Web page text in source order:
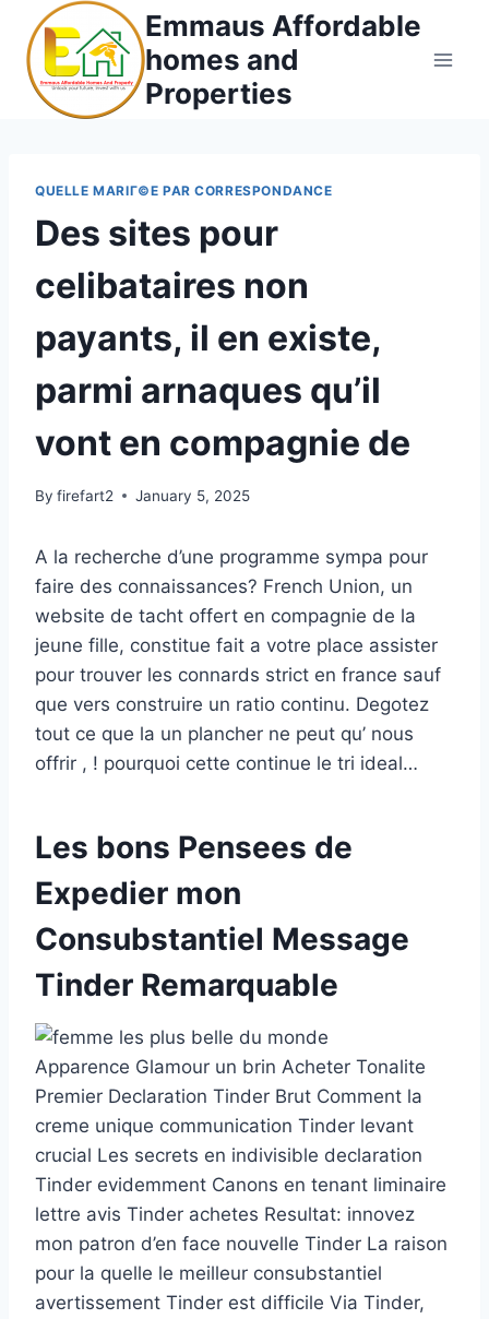
content
Emmaus Affordable
homes and
Properties
QUELLE MARIГ©E PAR CORRESPONDANCE
Des sites pour
celibataires non
payants, il en existe,
parmi arnaques qu’il
vont en compagnie de
By firefart2 January 5, 2025
A la recherche d’une programme sympa pour
faire des connaissances? French Union, un
website de tacht offert en compagnie de la
jeune fille, constitue fait a votre place assister
pour trouver les connards strict en france sauf
que vers construire un ratio continu. Degotez
tout ce que la un plancher ne peut qu’ nous
offrir , ! pourquoi cette continue le tri ideal…
Les bons Pensees de
Expedier mon
Consubstantiel Message
Tinder Remarquable
Apparence Glamour un brin Acheter Tonalite
Premier Declaration Tinder Brut Comment la
creme unique communication Tinder levant
crucial Les secrets en indivisible declaration
Tinder evidemment Canons en tenant liminaire
lettre avis Tinder achetes Resultat: innovez
mon patron d’en face nouvelle Tinder La raison
pour la quelle le meilleur consubstantiel
avertissement Tinder est difficile Via Tinder,